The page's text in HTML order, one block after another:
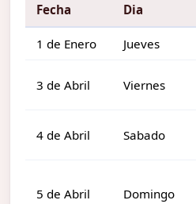
Fecha Dia
1 de Enero Jueves
3 de Abril Viernes
4 de Abril Sabado
5 de Abril Domingo